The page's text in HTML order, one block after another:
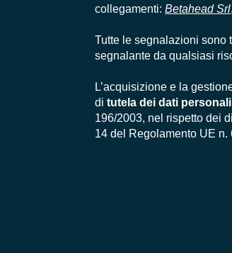
collegamenti: Betahead Srl
Tutte le segnalazioni sono
segnalante da qualsiasi
L’acquisizione e la
di tutela dei dati personali
196/2003, nel rispetto dei
14 del Regolamento UE